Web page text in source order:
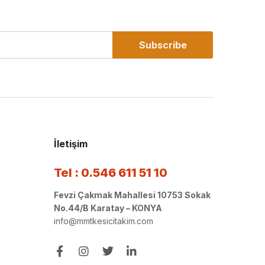
Subscribe
İletişim
Tel : 0.546 611 51 10
Fevzi Çakmak Mahallesi 10753 Sokak
No.44/B Karatay – KONYA
info@mmtkesicitakim.com